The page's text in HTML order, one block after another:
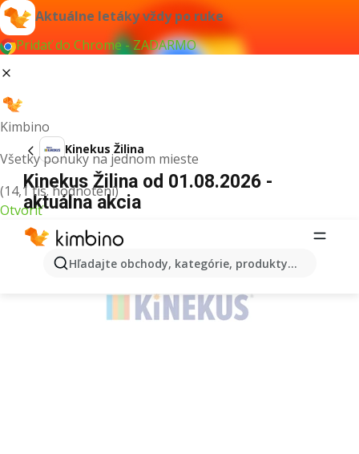
Aktuálne letáky vždy po ruke
Pridať do Chrome - ZADARMO
Kimbino
Všetky ponuky na jednom mieste
(14,1 tis. hodnotení)
Otvoriť
Hľadajte obchody, kategórie, produkty...
Kinekus Žilina
Kinekus Žilina od 01.08.2026 -
aktuálna akcia